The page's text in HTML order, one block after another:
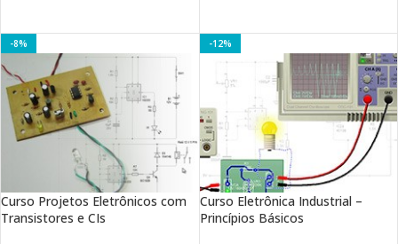
-8%
Curso Projetos Eletrônicos com
Transistores e CIs
-12%
Curso Eletrônica Industrial –
Princípios Básicos